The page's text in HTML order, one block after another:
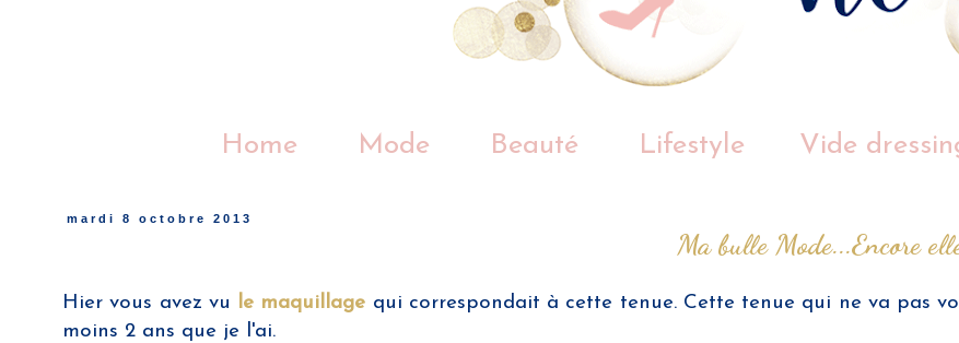
Home Mode Beauté Lifestyle Vide
mardi 8 octobre 2013
Ma bulle Mode...Encore
Hier vous avez vu le maquillage qui correspondait à cette tenue. Cette tenue qui ne va pas
moins 2 ans que je l'ai.